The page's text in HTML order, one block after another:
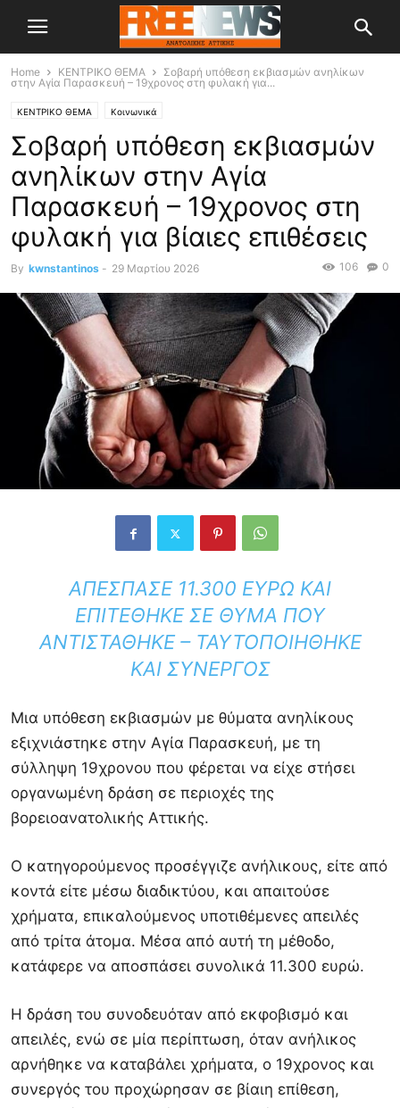
Home ΚΕΝΤΡΙΚΟ ΘΕΜΑ
Σοβαρή υπόθεση εκβιασμών ανηλίκων
στην Αγία Παρασκευή – 19χρονος στη φυλακή για...
ΚΕΝΤΡΙΚΟ ΘΕΜΑ Κοινωνικά
Σοβαρή υπόθεση εκβιασμών
ανηλίκων στην Αγία
Παρασκευή – 19χρονος στη
φυλακή για βίαιες επιθέσεις
By kwnstantinos - 29 Μαρτίου 2026 0
106
ΑΠΈΣΠΑΣΕ 11.300 ΕΥΡΏ ΚΑΙ
ΕΠΙΤΈΘΗΚΕ ΣΕ ΘΎΜΑ ΠΟΥ
ΑΝΤΙΣΤΆΘΗΚΕ – ΤΑΥΤΟΠΟΙΉΘΗΚΕ
ΚΑΙ ΣΥΝΕΡΓΌΣ
Μια υπόθεση εκβιασμών με θύματα ανηλίκους
εξιχνιάστηκε στην Αγία Παρασκευή, με τη
σύλληψη 19χρονου που φέρεται να είχε στήσει
οργανωμένη δράση σε περιοχές της
βορειοανατολικής Αττικής.
Ο κατηγορούμενος προσέγγιζε ανήλικους, είτε από
κοντά είτε μέσω διαδικτύου, και απαιτούσε
χρήματα, επικαλούμενος υποτιθέμενες απειλές
από τρίτα άτομα. Μέσα από αυτή τη μέθοδο,
κατάφερε να αποσπάσει συνολικά 11.300 ευρώ.
Η δράση του συνοδευόταν από εκφοβισμό και
απειλές, ενώ σε μία περίπτωση, όταν ανήλικος
αρνήθηκε να καταβάλει χρήματα, ο 19χρονος και
συνεργός του προχώρησαν σε βίαιη επίθεση,